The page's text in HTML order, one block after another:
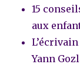
15
aux
Yann